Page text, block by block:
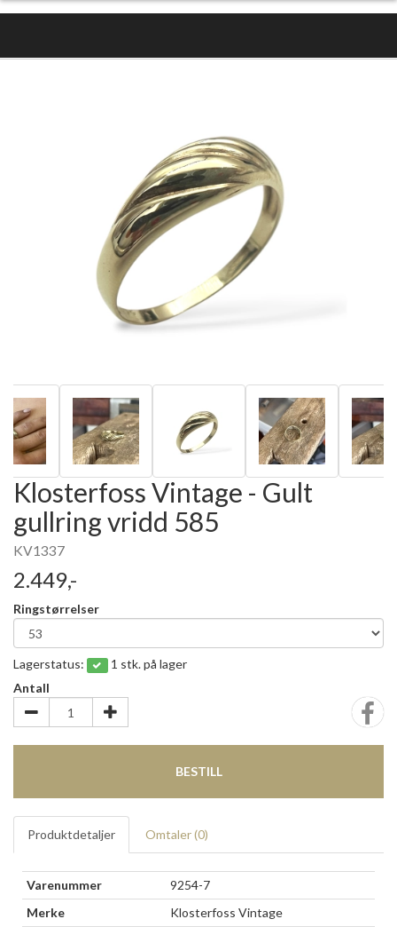
Klosterfoss Vintage - Gult
gullring vridd 585
KV1337
2.449,-
Ringstørrelser
Lagerstatus:
1 stk. på lager
Antall
BESTILL
Produktdetaljer Omtaler (0)
Varenummer
9254-7
Merke
Klosterfoss Vintage